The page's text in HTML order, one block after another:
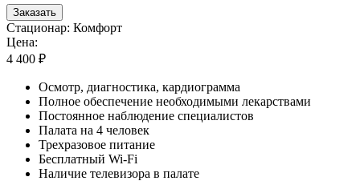
Заказать
Стационар: Комфорт
Цена:
4 400 ₽
Осмотр, диагностика, кардиограмма
Полное обеспечение необходимыми лекарствами
Постоянное наблюдение специалистов
Палата на 4 человек
Трехразовое питание
Бесплатный Wi-Fi
Наличие телевизора в палате